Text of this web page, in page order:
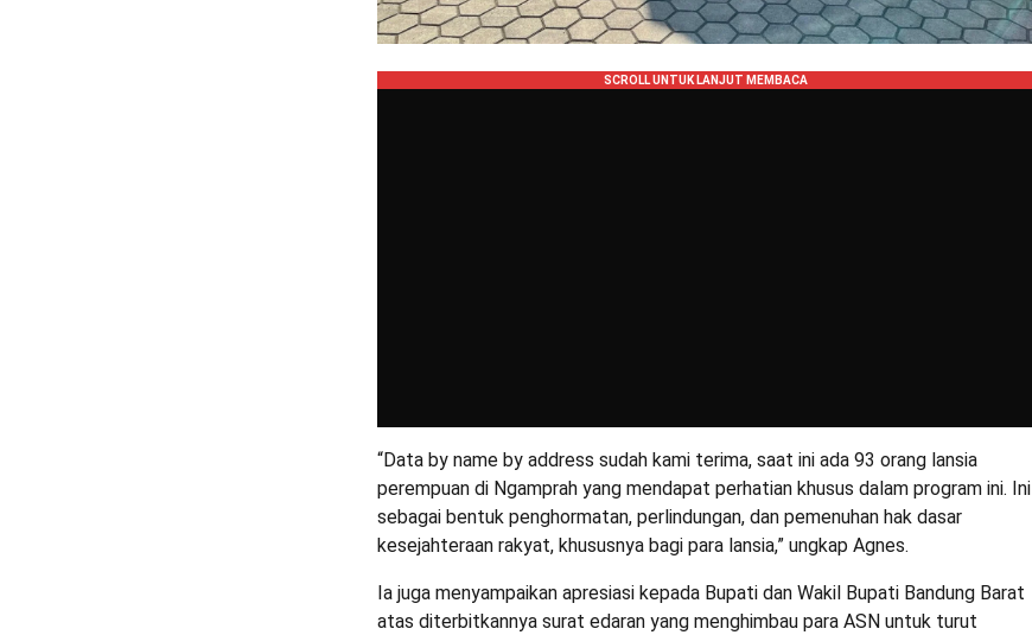
“Data by name by address sudah kami terima, saat ini ada 93 orang lansia
perempuan di Ngamprah yang mendapat perhatian khusus dalam program ini. Ini
sebagai bentuk penghormatan, perlindungan, dan pemenuhan hak dasar
kesejahteraan rakyat, khususnya bagi para lansia,” ungkap Agnes.
Ia juga menyampaikan apresiasi kepada Bupati dan Wakil Bupati Bandung Barat
atas diterbitkannya surat edaran yang menghimbau para ASN untuk turut